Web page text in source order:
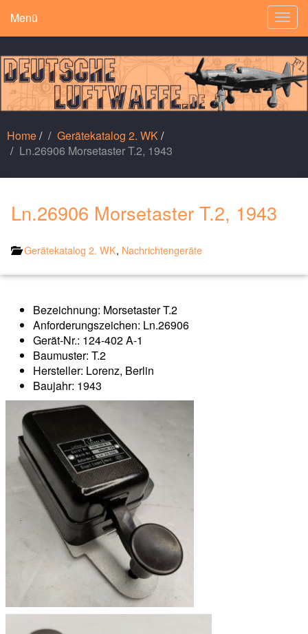
Menü
Home/ Gerätekatalog 2. WK/
Ln.26906 Morsetaster T.2, 1943
Ln.26906 Morsetaster T.2, 1943
Gerätekatalog 2. WK, Nachrichtengeräte
Bezeichnung: Morsetaster T.2
Anforderungszeichen: Ln.26906
Gerät-Nr.: 124-402 A-1
Baumuster: T.2
Hersteller: Lorenz, Berlin
Baujahr: 1943